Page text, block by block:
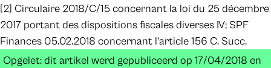
[2] Circulaire 2018/C/15 concernant la loi du 25 décembre
2017 portant des dispositions fiscales diverses IV; SPF
Finances 05.02.2018 concernant l’article 156 C. Succ.
Opgelet: dit artikel werd gepubliceerd op 17/04/2018 en